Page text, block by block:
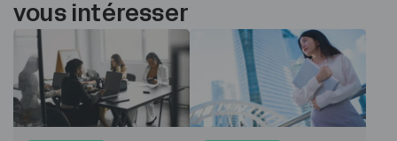
vous intéresser